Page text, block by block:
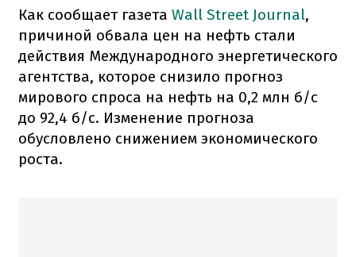
Как сообщает газета Wall Street Journal,
причиной обвала цен на нефть стали
действия Международного энергетического
агентства, которое снизило прогноз
мирового спроса на нефть на 0,2 млн б/с
до 92,4 б/с. Изменение прогноза
обусловлено снижением экономического
роста.